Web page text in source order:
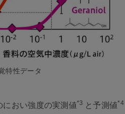
特性データ
おい強度の実測値*3 と予測値*4